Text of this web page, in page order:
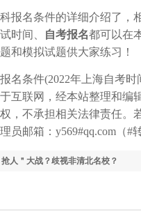
报名条件的详细介绍了，
时间、
自考报名都可以在
和模拟试题供大家练习！
名条件(2022年上海自考
互联网，经本站整理和
，不承担相关法律责任
邮箱：y569#qq.com（#转
人＂大战？歧视非清北名校？